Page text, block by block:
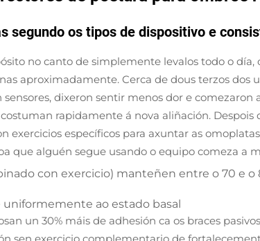
segundo os tipos de dispositivo e
no canto de simplemente levalos todo o
aproximadamente. Cerca de dous terzos dos
dixeron sentir menos dor e
rapidamente á nova aliñación. Despois
exercicios específicos para axuntar as
que alguén segue usando o equipo comeza a
con exercicio) manteñen entre o 70 e
uniformemente ao estado basal
un 30% máis de adhesión ca os braces
sen exercicio complementario de